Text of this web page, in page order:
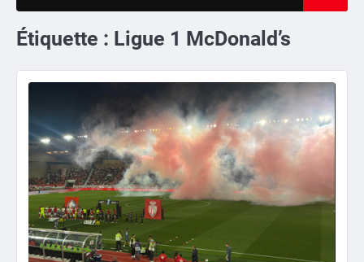
Étiquette : Ligue 1 McDonald’s